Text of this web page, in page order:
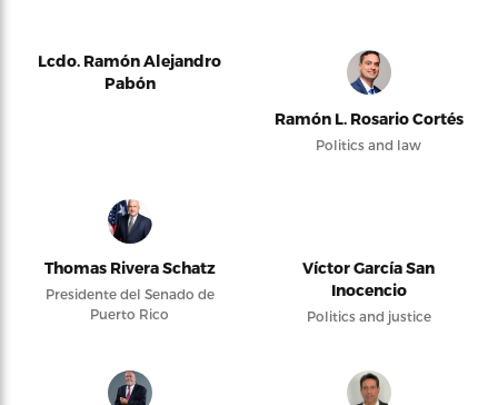
Lcdo. Ramón Alejandro
Pabón
Ramón L. Rosario Cortés
Politics and law
Thomas Rivera Schatz
Presidente del Senado de
Puerto Rico
Víctor García San
Inocencio
Politics and justice